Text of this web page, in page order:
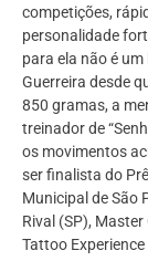
competições,
personalidade
para ela não é
Guerreira desde
850 gramas, a
treinador de
os movimentos
ser finalista do
Municipal de São
Rival (SP),
Tattoo